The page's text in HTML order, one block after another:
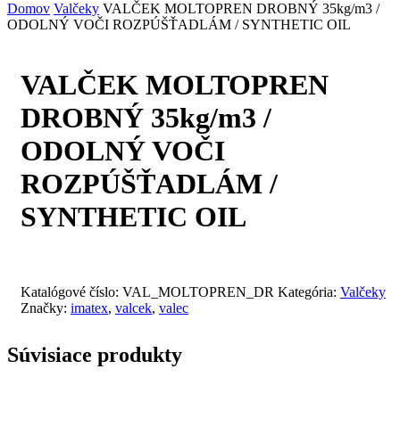
Domov Valčeky VALČEK MOLTOPREN DROBNÝ 35kg/m3 /
ODOLNÝ VOČI ROZPÚŠŤADLÁM / SYNTHETIC OIL
VALČEK MOLTOPREN
DROBNÝ 35kg/m3 /
ODOLNÝ VOČI
ROZPÚŠŤADLÁM /
SYNTHETIC OIL
Katalógové číslo: VAL_MOLTOPREN_DR Kategória: Valčeky
Značky: imatex, valcek, valec
Súvisiace produkty